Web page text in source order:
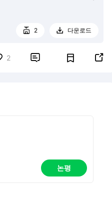
 2  다운로드
2  
논평